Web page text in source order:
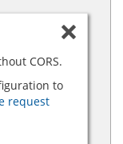
CORS.
to
request